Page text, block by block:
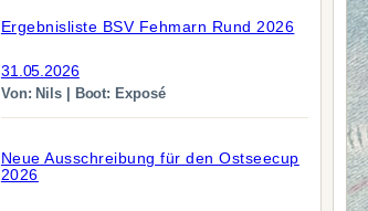
Ergebnisliste BSV Fehmarn Rund 2026
31.05.2026
Von: Nils | Boot: Exposé
Neue Ausschreibung für den Ostseecup
2026